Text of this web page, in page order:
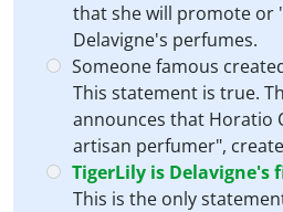
that she will promote or
Delavigne's perfumes.
Someone famous
This statement is true.
announces that Horatio
artisan perfumer",
TigerLily is Delavigne's
This is the only